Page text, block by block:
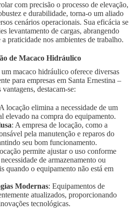
com precisão o processo de elevação,
e durabilidade, torna-o um aliado
cenários operacionais. Sua eficácia se
levantamento de cargas, abrangendo
a praticidade nos ambientes de trabalho.
de Macaco Hidráulico
macaco hidráulico oferece diversas
para empresas em Santa Ernestina –
destacam-se:
locação elimina a necessidade de um
elevado na compra do equipamento.
: A empresa de locação, como a
pela manutenção e reparos do
seu bom funcionamento.
permite ajustar o uso conforme
de armazenamento ou
quando o equipamento não está em
Modernas: Equipamentos de
atualizados, proporcionando
tecnológicas.